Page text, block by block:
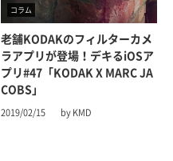
コラム
老舗KODAKのフィルターカメ
ラアプリが登場！デキるiOSア
プリ#47「KODAK X MARC JA
COBS」
2019/02/15 by KMD